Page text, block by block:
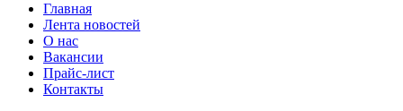
Главная
Лента новостей
О нас
Вакансии
Прайс-лист
Контакты